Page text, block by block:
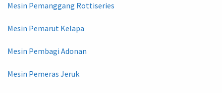
Mesin Pemanggang Rottiseries
Mesin Pemarut Kelapa
Mesin Pembagi Adonan
Mesin Pemeras Jeruk